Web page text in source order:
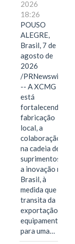
2026
18:26
POUSO
ALEGRE,
Brasil, 7 de
agosto de
2026
/PRNewswire/
-- A XCMG
está
fortalecendo a
fabricação
local, a
colaboração
na cadeia de
suprimentos e
a inovação no
Brasil, à
medida que
transita da
exportação de
equipamentos
para uma…